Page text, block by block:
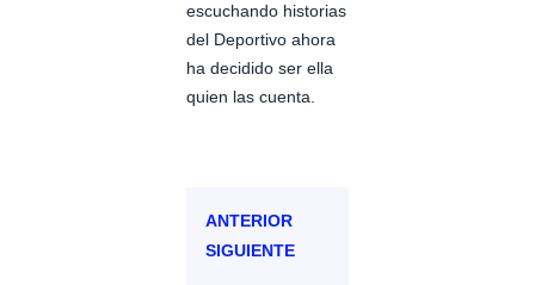
escuchando historias
del Deportivo ahora
ha decidido ser ella
quien las cuenta.
ANTERIOR
SIGUIENTE